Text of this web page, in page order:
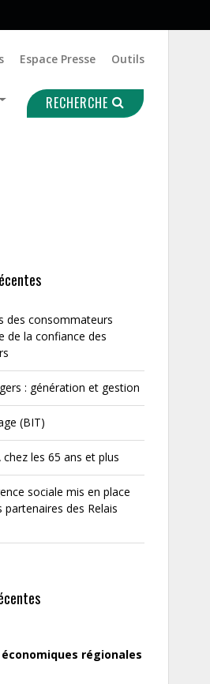
Espace Presse Outils
RECHERCHE
des consommateurs
de la confiance des
: génération et gestion
(BIT)
chez les 65 ans et plus
sociale mis en place
partenaires des Relais
régionales